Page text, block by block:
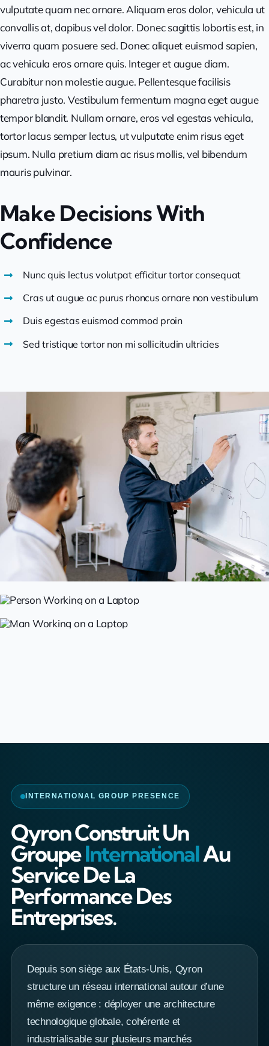
vulputate quam nec ornare. Aliquam eros dolor, vehicula ut
convallis at, dapibus vel dolor. Donec sagittis lobortis est, in
viverra quam posuere sed. Donec aliquet euismod sapien,
ac vehicula eros ornare quis. Integer et augue diam.
Curabitur non molestie augue. Pellentesque facilisis
pharetra justo. Vestibulum fermentum magna eget augue
tempor blandit. Nullam ornare, eros vel egestas vehicula,
tortor lacus semper lectus, ut vulputate enim risus eget
ipsum. Nulla pretium diam ac risus mollis, vel bibendum
mauris pulvinar.
Make Decisions With
Confidence
Nunc quis lectus volutpat efficitur tortor consequat
Cras ut augue ac purus rhoncus ornare non vestibulum
Duis egestas euismod commod proin
Sed tristique tortor non mi sollicitudin ultricies
INTERNATIONAL GROUP PRESENCE
Qyron Construit Un
GroupeInternationalAu
Service De La
Performance Des
Entreprises.
Depuis son siège aux États-Unis, Qyron
structure un réseau international autour d’une
même exigence : déployer une architecture
technologique globale, cohérente et
industrialisable sur plusieurs marchés